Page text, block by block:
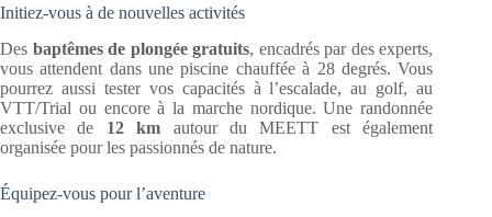
Initiez-vous à de nouvelles activités
Des baptêmes de plongée gratuits, encadrés par des experts,
vous attendent dans une piscine chauffée à 28 degrés. Vous
pourrez aussi tester vos capacités à l’escalade, au golf, au
VTT/Trial ou encore à la marche nordique. Une randonnée
exclusive de 12 km autour du MEETT est également
organisée pour les passionnés de nature.
Équipez-vous pour l’aventure